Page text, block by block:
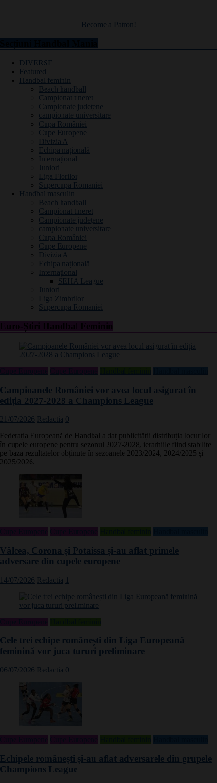
Become a Patron!
DIVERSE
Featured
Handbal feminin
Beach handball
Campionat tineret
Campionate județene
campionate universitare
Cupa României
Cupe Europene
Divizia A
Echipa națională
Internațional
Juniori
Liga Florilor
Supercupa Romaniei
Handbal masculin
Beach handball
Campionat tineret
Campionate județene
campionate universitare
Cupa României
Cupe Europene
Divizia A
Echipa națională
Internațional
SEHA League
Juniori
Liga Zimbrilor
Supercupa Romaniei
Campioanele României vor avea locul asigurat în
ediția 2027-2028 a Champions League
21/07/2026 Redactia 0
Federația Europeană de Handbal a dat publicității distribuția locurilor
în cupele europene pentru sezonul 2027-2028, ierarhiile fiind stabilite
pe baza rezultatelor obținute în sezoanele 2023/2024, 2024/2025 și
2025/2026.
Vâlcea, Corona și Potaissa și-au aflat primele
adversare din cupele europene
14/07/2026 Redactia 1
Cele trei echipe românești din Liga Europeană
feminină vor juca tururi preliminare
06/07/2026 Redactia 0
Echipele românești și-au aflat adversarele din grupele
Champions League